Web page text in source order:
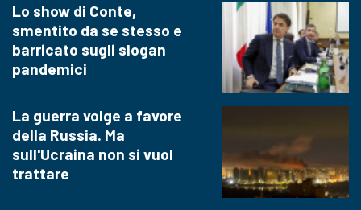
Lo show di Conte,
smentito da se stesso e
barricato sugli slogan
pandemici
La guerra volge a favore
della Russia. Ma
sull'Ucraina non si vuol
trattare